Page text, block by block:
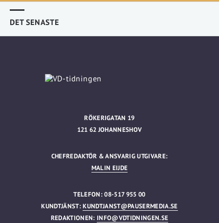
DET SENASTE
RÖKERIGATAN 19
121 62 JOHANNESHOV
CHEFREDAKTÖR & ANSVARIG UTGIVARE:
MALIN EIJDE
TELEFON: 08-517 955 00
KUNDTJÄNST:KUNDTJANST@PAUSERMEDIA.SE
REDAKTIONEN: INFO@VDTIDNINGEN.SE